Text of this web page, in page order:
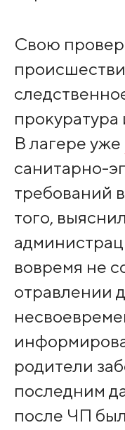
Свою
В лагере уже
санитарно-
требований
того,
вовремя не
отравлении
родители
последним
после ЧП